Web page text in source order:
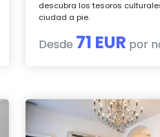
descubra los tesoros
ciudad a pie.
Desde 71 EUR por